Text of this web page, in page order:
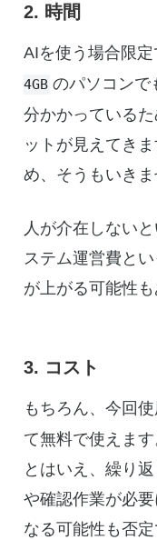
2. 時間
AIを使う場合限
4GB のパソコンで
分かかっている
ットが見えてき
め、そうもいきま
人が介在しない
ステム運営費と
が上がる可能性も
3. コスト
もちろん、今回
て無料で使えます
とはいえ、繰り
や確認作業が必
なる可能性も否定